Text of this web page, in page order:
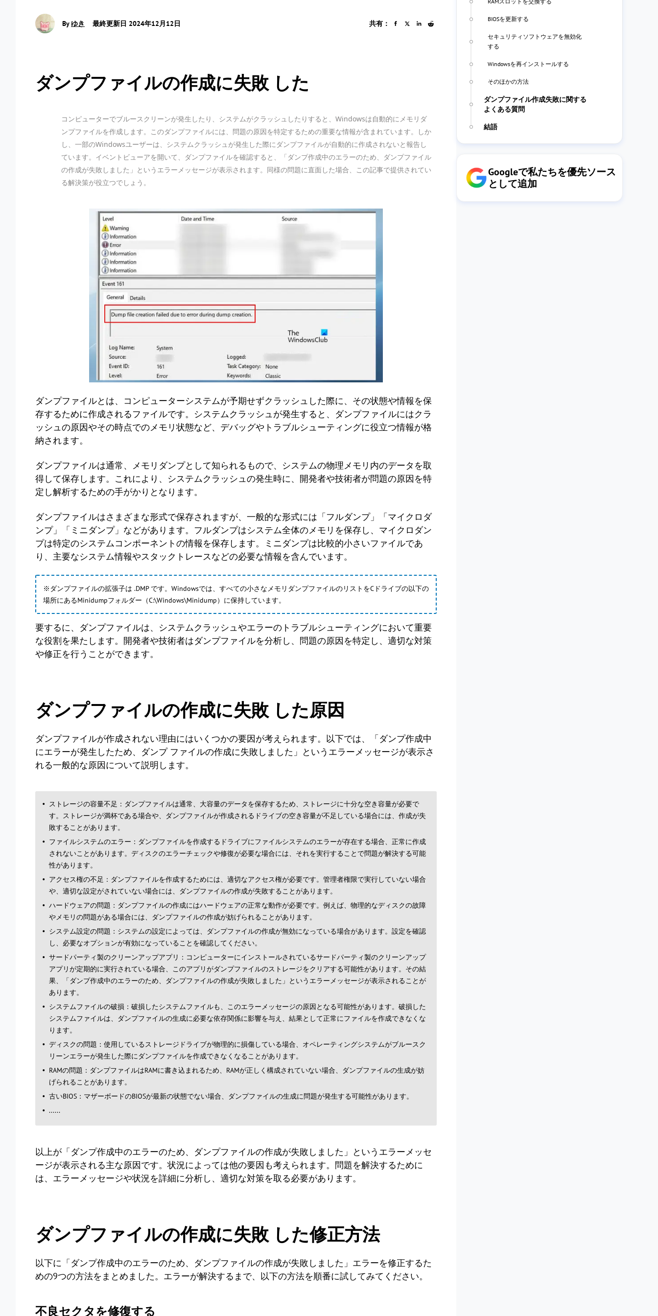
By ゆき 最終更新日 2024年12月12日 共有：
ダンプファイルの作成に失敗 した
コンピューターでブルースクリーンが発生したり、システムがクラッシュしたりすると、Windowsは自動的にメモリダ
ンプファイルを作成します。このダンプファイルには、問題の原因を特定するための重要な情報が含まれています。しか
し、一部のWindowsユーザーは、システムクラッシュが発生した際にダンプファイルが自動的に作成されないと報告し
ています。イベントビューアを開いて、ダンプファイルを確認すると、「ダンプ作成中のエラーのため、ダンプファイル
の作成が失敗しました」というエラーメッセージが表示されます。同様の問題に直面した場合、この記事で提供されてい
る解決策が役立つでしょう。
ダンプファイルとは、コンピューターシステムが予期せずクラッシュした際に、その状態や情報を保
存するために作成されるファイルです。システムクラッシュが発生すると、ダンプファイルにはクラ
ッシュの原因やその時点でのメモリ状態など、デバッグやトラブルシューティングに役立つ情報が格
納されます。
ダンプファイルは通常、メモリダンプとして知られるもので、システムの物理メモリ内のデータを取
得して保存します。これにより、システムクラッシュの発生時に、開発者や技術者が問題の原因を特
定し解析するための手がかりとなります。
ダンプファイルはさまざまな形式で保存されますが、一般的な形式には「フルダンプ」「マイクロダ
ンプ」「ミニダンプ」などがあります。フルダンプはシステム全体のメモリを保存し、マイクロダン
プは特定のシステムコンポーネントの情報を保存します。ミニダンプは比較的小さいファイルであ
り、主要なシステム情報やスタックトレースなどの必要な情報を含んでいます。
※ダンプファイルの拡張子は .DMP です。Windowsでは、すべての小さなメモリダンプファイルのリストをCドライブの以下の
場所にあるMinidumpフォルダー（C:\Windows\Minidump）に保持しています。
要するに、ダンプファイルは、システムクラッシュやエラーのトラブルシューティングにおいて重要
な役割を果たします。開発者や技術者はダンプファイルを分析し、問題の原因を特定し、適切な対策
や修正を行うことができます。
ダンプファイルの作成に失敗 した原因
ダンプファイルが作成されない理由にはいくつかの要因が考えられます。以下では、「ダンプ作成中
にエラーが発生したため、ダンプ ファイルの作成に失敗しました」というエラーメッセージが表示さ
れる一般的な原因について説明します。
ストレージの容量不足：ダンプファイルは通常、大容量のデータを保存するため、ストレージに十分な空き容量が必要で
す。ストレージが満杯である場合や、ダンプファイルが作成されるドライブの空き容量が不足している場合には、作成が失
敗することがあります。
ファイルシステムのエラー：ダンプファイルを作成するドライブにファイルシステムのエラーが存在する場合、正常に作成
されないことがあります。ディスクのエラーチェックや修復が必要な場合には、それを実行することで問題が解決する可能
性があります。
アクセス権の不足：ダンプファイルを作成するためには、適切なアクセス権が必要です。管理者権限で実行していない場合
や、適切な設定がされていない場合には、ダンプファイルの作成が失敗することがあります。
ハードウェアの問題：ダンプファイルの作成にはハードウェアの正常な動作が必要です。例えば、物理的なディスクの故障
やメモリの問題がある場合には、ダンプファイルの作成が妨げられることがあります。
システム設定の問題：システムの設定によっては、ダンプファイルの作成が無効になっている場合があります。設定を確認
し、必要なオプションが有効になっていることを確認してください。
サードパーティ製のクリーンアップアプリ：コンピューターにインストールされているサードパーティ製のクリーンアップ
アプリが定期的に実行されている場合、このアプリがダンプファイルのストレージをクリアする可能性があります。その結
果、「ダンプ作成中のエラーのため、ダンプファイルの作成が失敗しました」というエラーメッセージが表示されることが
あります。
システムファイルの破損：破損したシステムファイルも、このエラーメッセージの原因となる可能性があります。破損した
システムファイルは、ダンプファイルの生成に必要な依存関係に影響を与え、結果として正常にファイルを作成できなくな
ります。
ディスクの問題：使用しているストレージドライブが物理的に損傷している場合、オペレーティングシステムがブルースク
リーンエラーが発生した際にダンプファイルを作成できなくなることがあります。
RAMの問題：ダンプファイルはRAMに書き込まれるため、RAMが正しく構成されていない場合、ダンプファイルの生成が妨
げられることがあります。
古いBIOS：マザーボードのBIOSが最新の状態でない場合、ダンプファイルの生成に問題が発生する可能性があります。
......
以上が「ダンプ作成中のエラーのため、ダンプファイルの作成が失敗しました」というエラーメッセ
ージが表示される主な原因です。状況によっては他の要因も考えられます。問題を解決するために
は、エラーメッセージや状況を詳細に分析し、適切な対策を取る必要があります。
ダンプファイルの作成に失敗 した修正方法
以下に「ダンプ作成中のエラーのため、ダンプファイルの作成が失敗しました」エラーを修正するた
めの9つの方法をまとめました。エラーが解決するまで、以下の方法を順番に試してみてください。
不良セクタを修復する
BIOSを更新する
セキュリティソフトウェアを無効化
する
Windowsを再インストールする
そのほかの方法
ダンプファイル作成失敗に関する
よくある質問
結語
Googleで私たちを優先ソース
として追加